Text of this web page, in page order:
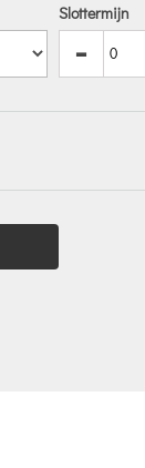
Slottermijn
-